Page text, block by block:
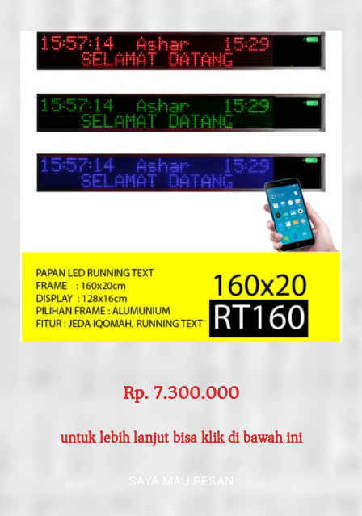
Rp. 7.300.000
untuk lebih lanjut bisa klik di bawah ini
SAYA MAU PESAN